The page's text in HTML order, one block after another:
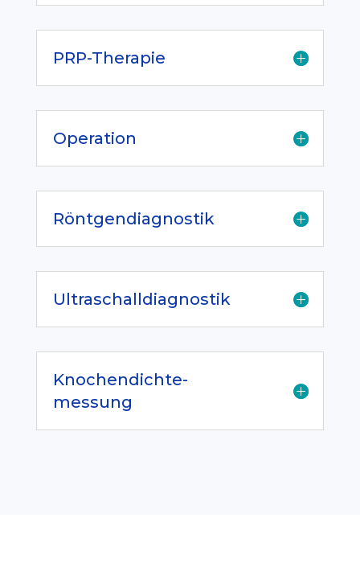
PRP-Therapie
Operation
Röntgendiagnostik
Ultraschalldiagnostik
Knochendichte-
messung